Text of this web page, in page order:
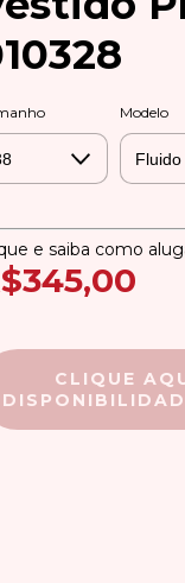
Modelo
e saiba como
CLIQUE